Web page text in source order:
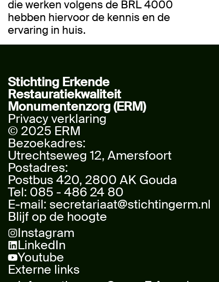
die werken volgens de BRL 4000
hebben hiervoor de kennis en de
ervaring in huis.
Stichting Erkende
Restauratiekwaliteit
Monumentenzorg (ERM)
Privacy verklaring
© 2025 ERM
Bezoekadres:
Utrechtseweg 12, Amersfoort
Postadres:
Postbus 420, 2800 AK Gouda
Tel: 085 - 486 24 80
E-mail: secretariaat@stichtingerm.nl
Blijf op de hoogte
Instagram
LinkedIn
Youtube
Externe links